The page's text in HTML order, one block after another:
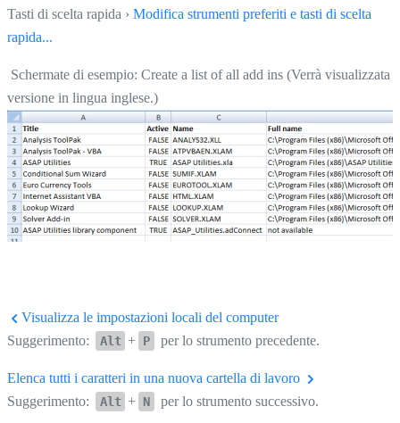
Tasti di scelta rapida › Modifica strumenti preferiti e tasti di scelta
rapida...
Schermate di esempio: Create a list of all add ins (Verrà visualizzata
versione in lingua inglese.)
Visualizza le impostazioni locali del computer
Suggerimento:
Alt + P per lo strumento precedente.
Elenca tutti i caratteri in una nuova cartella di lavoro
Suggerimento:
Alt + N per lo strumento successivo.